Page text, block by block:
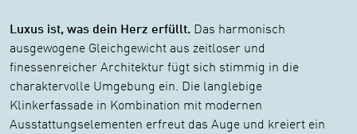
Luxus ist, was dein Herz erfüllt. Das harmonisch
ausgewogene Gleichgewicht aus zeitloser und
finessenreicher Architektur fügt sich stimmig in die
charaktervolle Umgebung ein. Die langlebige
Klinkerfassade in Kombination mit modernen
Ausstattungselementen erfreut das Auge und kreiert ein